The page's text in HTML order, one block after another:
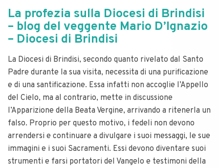
La profezia sulla Diocesi di Brindisi
– blog del veggente Mario D’Ignazio
– Diocesi di Brindisi
La Diocesi di Brindisi, secondo quanto rivelato dal Santo
Padre durante la sua visita, necessita di una purificazione
e di una santificazione. Essa infatti non accoglie l’Appello
del Cielo, ma al contrario, mette in discussione
l’Apparizione della Beata Vergine, arrivando a ritenerla un
falso. Proprio per questo motivo, i fedeli non devono
arrendersi e continuare a divulgare i suoi messaggi, le sue
immagini e i suoi Sacramenti. Essi devono diventare suoi
strumenti e farsi portatori del Vangelo e testimoni della